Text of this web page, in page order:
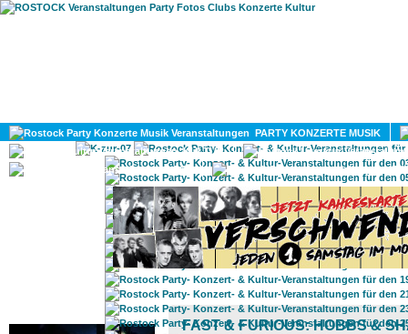
PARTY KONZERTE MUSIK
KULTUR
GAY
ROSTOCK TAGESTIPP
FAST & FURIOUS: HOBBS &